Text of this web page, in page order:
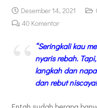
Desember 14, 2021
40 Komentar
“Seringkali kau
nyaris rebah.
langkah dan
dan rebut